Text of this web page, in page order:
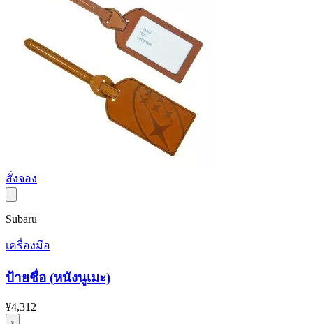
สั่งจอง
Subaru
เครื่องมือ
ป้ายชื่อ (หนังนูเมะ)
¥4,312